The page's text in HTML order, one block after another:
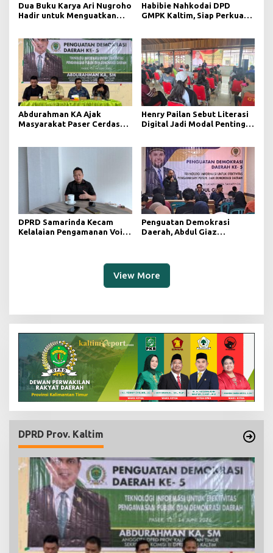
Dua Buku Karya Ari Nugroho
Hadir untuk Menguatkan
Emas Berlandaskan
Keadilan dan transparansi
keterbukaan informasi
publik
Habibie Nahkodai DPD
GMPK Kaltim, Siap Perkuat
Abdurahman KA Ajak
Masyarakat Paser Cerdas
Henry Pailan Sebut Literasi
Digital Jadi Modal Penting
DPRD Samarinda Kecam
Kelalaian Pengamanan Void
Penguatan Demokrasi
Daerah, Abdul Giaz
View More
DPRD Prov. Kaltim